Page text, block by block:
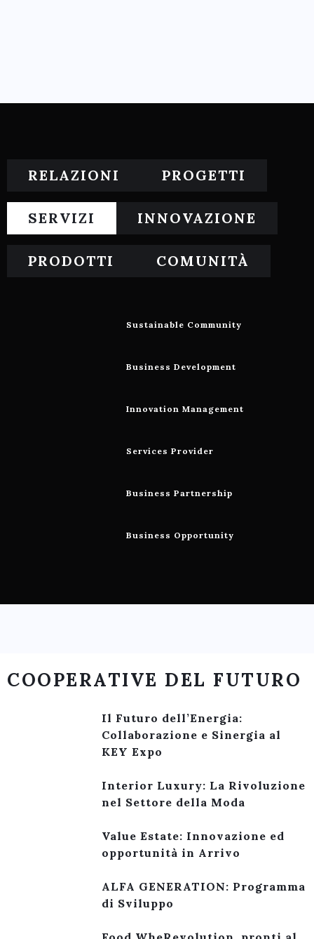
RELAZIONI PROGETTI
SERVIZI INNOVAZIONE
PRODOTTI COMUNITÀ
Sustainable Community
Business Development
Innovation Management
Services Provider
Business Partnership
Business Opportunity
COOPERATIVE DEL FUTURO
Il Futuro dell’Energia:
Collaborazione e Sinergia al
KEY Expo
Interior Luxury: La Rivoluzione
nel Settore della Moda
Value Estate: Innovazione ed
opportunità in Arrivo
ALFA GENERATION: Programma
di Sviluppo